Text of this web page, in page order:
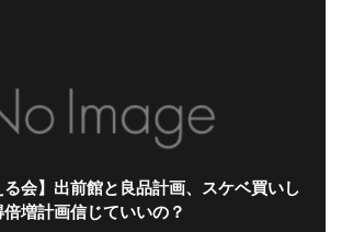
る会】出前館と良品計画、スケベ買いし
増計画信じていいの？